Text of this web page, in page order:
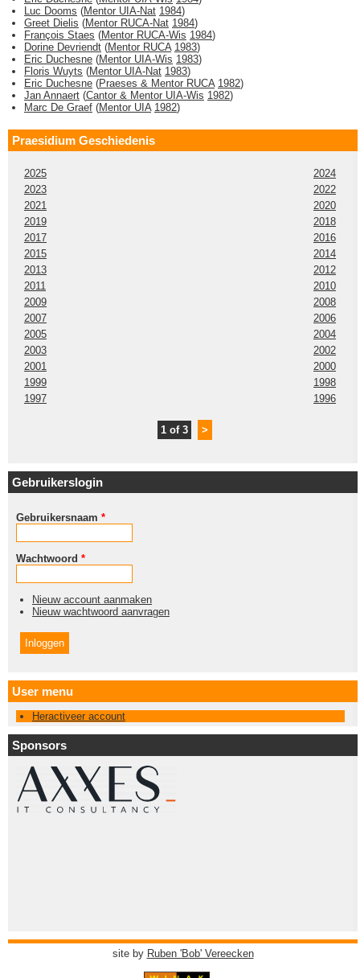
Luc Dooms (Mentor UIA-Nat 1984)
Greet Dielis (Mentor RUCA-Nat 1984)
François Staes (Mentor RUCA-Wis 1984)
Dorine Devriendt (Mentor RUCA 1983)
Eric Duchesne (Mentor UIA-Wis 1983)
Floris Wuyts (Mentor UIA-Nat 1983)
Eric Duchesne (Praeses & Mentor RUCA 1982)
Jan Annaert (Cantor & Mentor UIA-Wis 1982)
Marc De Graef (Mentor UIA 1982)
Praesidium Geschiedenis
2025
2024
2023
2022
2021
2020
2019
2018
2017
2016
2015
2014
2013
2012
2011
2010
2009
2008
2007
2006
2005
2004
2003
2002
2001
2000
1999
1998
1997
1996
1 of 3 >
Gebruikerslogin
Gebruikersnaam *
Wachtwoord *
Nieuw account aanmaken
Nieuw wachtwoord aanvragen
User menu
Heractiveer account
Sponsors
site by Ruben 'Bob' Vereecken